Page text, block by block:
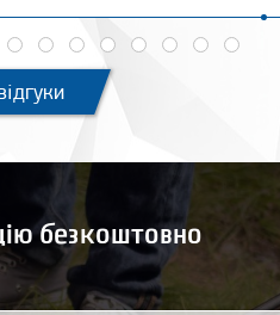
безкоштовно